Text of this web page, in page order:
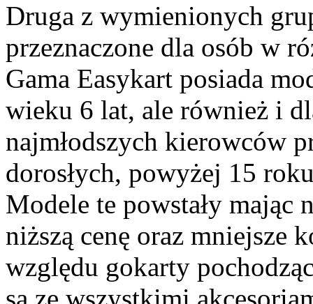
Druga z wymienionych
przeznaczone dla osób w
Gama Easykart posiada
wieku 6 lat, ale również i
najmłodszych kierowców
dorosłych, powyżej 15
Modele te powstały mając
niższą cenę oraz mniejsze
względu gokarty